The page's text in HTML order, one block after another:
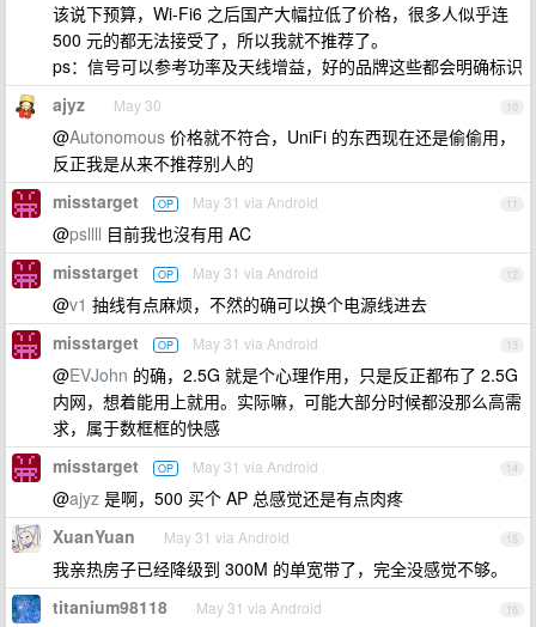
该说下预算，Wi-Fi6 之后国产大幅拉低了价格，很多人似乎连
500 元的都无法接受了，所以我就不推荐了。
ps：信号可以参考功率及天线增益，好的品牌这些都会明确标识
10
ajyz May 30
@Autonomous 价格就不符合，UniFi 的东西现在还是偷偷用，
反正我是从来不推荐别人的
11
misstarget OP May 31 via Android
@psllll 目前我也沒有用 AC
12
misstarget OP May 31 via Android
@v1 抽线有点麻烦，不然的确可以换个电源线进去
13
misstarget OP May 31 via Android
@EVJohn 的确，2.5G 就是个心理作用，只是反正都布了 2.5G
内网，想着能用上就用。实际嘛，可能大部分时候都没那么高需
求，属于数框框的快感
14
misstarget OP May 31 via Android
@ajyz 是啊，500 买个 AP 总感觉还是有点肉疼
15
XuanYuan May 31 via Android
我亲热房子已经降级到 300M 的单宽带了，完全没感觉不够。
16
titanium98118 May 31 via Android